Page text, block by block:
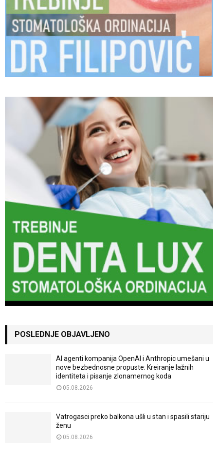
POSLEDNJE OBJAVLJENO
AI agenti kompanija OpenAI i Anthropic umešani u
nove bezbednosne propuste: Kreiranje lažnih
identiteta i pisanje zlonamernog koda
05.08.2026
Vatrogasci preko balkona ušli u stan i spasili stariju
ženu
05.08.2026